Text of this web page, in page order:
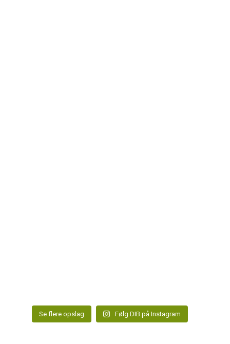
Se flere opslag Følg DIB på Instagram